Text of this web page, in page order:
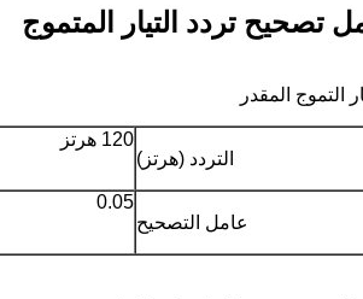
تصحيح تردد التيار المتموج
التموج المقدر
التردد (هرتز)
120 هرتز
عامل التصحيح
0.05